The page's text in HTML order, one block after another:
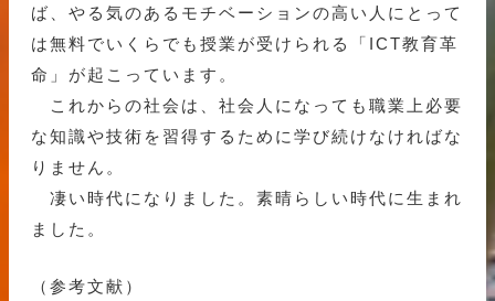
ば、やる気のあるモチベーションの高い人にとって
は無料でいくらでも授業が受けられる「ICT教育革
命」が起こっています。
これからの社会は、社会人になっても職業上必要
な知識や技術を習得するために学び続けなければな
りません。
凄い時代になりました。素晴らしい時代に生まれ
ました。
（参考文献）